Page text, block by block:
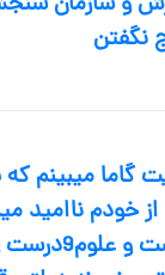
نگفتن
گاما میبینم
از خودم ناامید
گذاشته